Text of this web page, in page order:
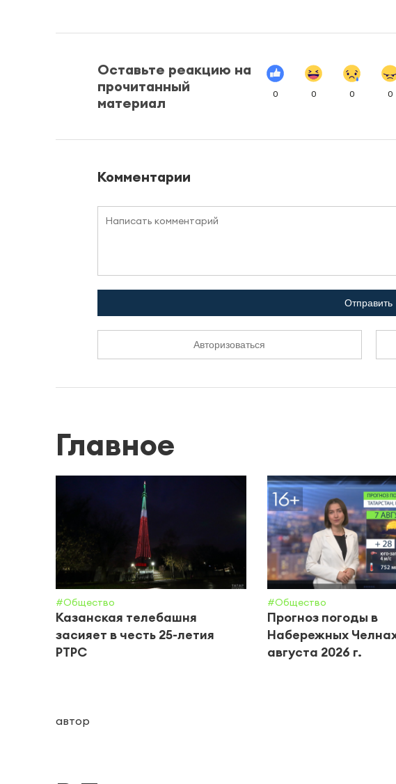
Оставьте реакцию на
прочитанный
материал
0 0 0 0
Комментарии
Отправить
Авторизоваться
Главное
#Общество
Казанская телебашня
засияет в честь 25-летия
РТРС
#Общество
Прогноз погоды в
Набережных
августа 2026 г.
автор